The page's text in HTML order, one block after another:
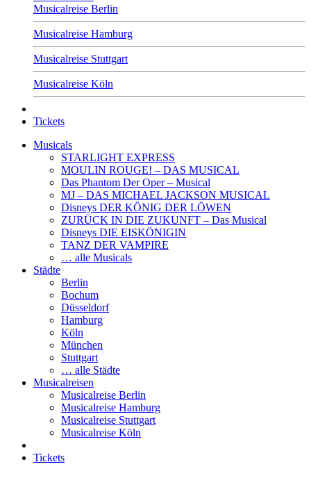
Musicalreise Berlin
Musicalreise Hamburg
Musicalreise Stuttgart
Musicalreise Köln
Tickets
Musicals
STARLIGHT EXPRESS
MOULIN ROUGE! – DAS MUSICAL
Das Phantom Der Oper – Musical
MJ – DAS MICHAEL JACKSON MUSICAL
Disneys DER KÖNIG DER LÖWEN
ZURÜCK IN DIE ZUKUNFT – Das Musical
Disneys DIE EISKÖNIGIN
TANZ DER VAMPIRE
… alle Musicals
Städte
Berlin
Bochum
Düsseldorf
Hamburg
Köln
München
Stuttgart
… alle Städte
Musicalreisen
Musicalreise Berlin
Musicalreise Hamburg
Musicalreise Stuttgart
Musicalreise Köln
Tickets